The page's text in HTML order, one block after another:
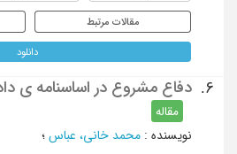
مقالات مرتبط
دانلود
6. دفاع مشروع در اساسنامه ی
مقاله
نویسنده : محمد خانی، عباس ؛